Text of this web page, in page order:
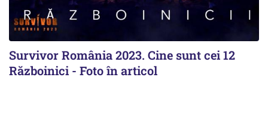
Survivor România 2023. Cine sunt cei 12
Războinici - Foto în articol